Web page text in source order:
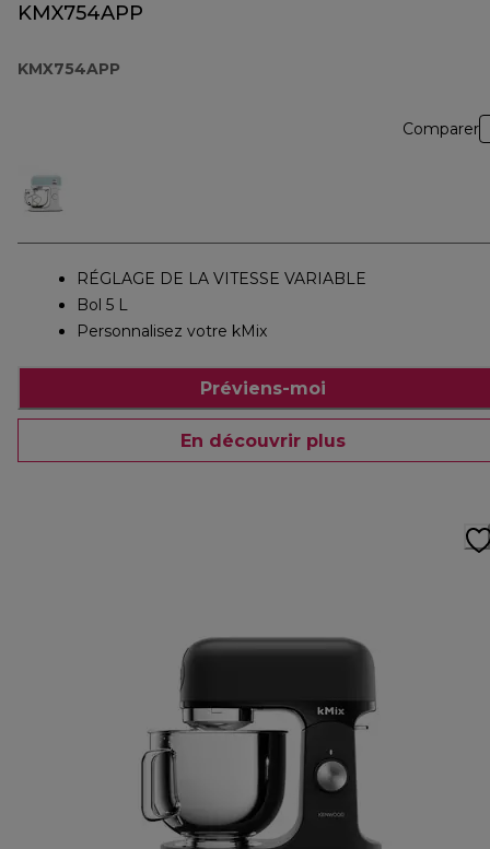
KMX754APP
KMX754APP
Comparer
RÉGLAGE DE LA VITESSE VARIABLE
Bol 5 L
Personnalisez votre kMix
Préviens-moi
En découvrir plus